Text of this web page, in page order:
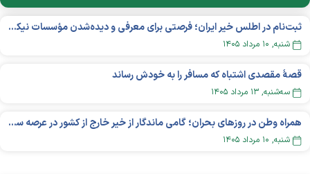
ثبت‌نام در اطلس خیر ایران؛ فرصتی برای معرفی و دیده‌شدن مؤسسات نیکوکاری
شنبه, ۱۰ مرداد ۱۴۰۵
قصهٔ مقصدی اشتباه که مسافر را به خودش رساند
سه‌شنبه, ۱۳ مرداد ۱۴۰۵
همراه وطن در روزهای بحران؛ گامی ماندگار از خیر خارج از کشور در عرصه سلامت
شنبه, ۱۰ مرداد ۱۴۰۵